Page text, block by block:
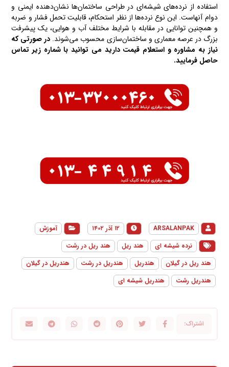
استفاده از نرده‌های شیشه‌ای در طراحی ساختمان‌ها نشان‌دهنده ایمنی و
دوام آنهاست. این نوع نرده‌ها از نظر استحکام، قابلیت تحمل فشار و ضربه
و همچنین توانایی در مقابله با شرایط مختلف آب و هوایی، یک پیشرفت
بزرگ در عرصه معماری و ساختمان‌سازی محسوب می‌شوند. در صورتی که
نیاز به مشاوره و استعلام قیمت دارید می توانید با شماره زیر تماس
حاصل فرمایید.
ARSALANPAK ۱۲ آذر ۱۴۰۲
آموزش
نرده شیشه ای
هند ریل
هند ریل در رشت
هند ریل در گیلان
هندریل هندریل در رشت
هندریل در گیلان
هندریل رشت
هندریل شیشه ای